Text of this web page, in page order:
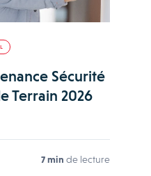
Sécurité
Terrain 2026
7 min de lecture